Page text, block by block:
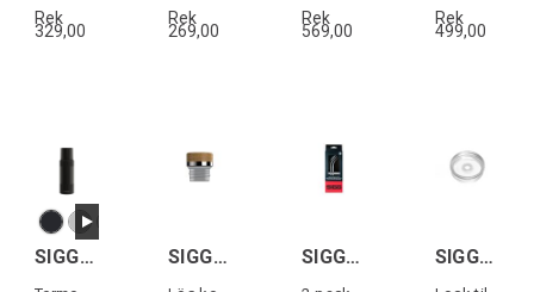
Rek
329,00
Rek
269,00
Rek
569,00
Rek
499,00
SIGG ALPINE STAR 0,5L SIGG SCREW TOP MERIDIAN SIGG STAINLESS STEEL STRAW SET 2-p SIGG HELIA TOP Transparent